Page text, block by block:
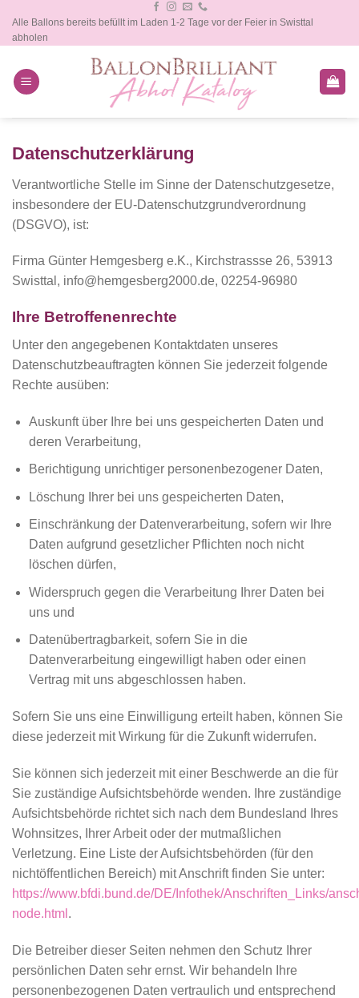
Inhalt
springen
Alle Ballons bereits befüllt im Laden 1-2 Tage vor der Feier in Swisttal
abholen
Datenschutzerklärung
Verantwortliche Stelle im Sinne der Datenschutzgesetze,
insbesondere der EU-Datenschutzgrundverordnung
(DSGVO), ist:
Firma Günter Hemgesberg e.K., Kirchstrassse 26, 53913
Swisttal, info@hemgesberg2000.de, 02254-96980
Ihre Betroffenenrechte
Unter den angegebenen Kontaktdaten unseres
Datenschutzbeauftragten können Sie jederzeit folgende
Rechte ausüben:
Auskunft über Ihre bei uns gespeicherten Daten und
deren Verarbeitung,
Berichtigung unrichtiger personenbezogener Daten,
Löschung Ihrer bei uns gespeicherten Daten,
Einschränkung der Datenverarbeitung, sofern wir Ihre
Daten aufgrund gesetzlicher Pflichten noch nicht
löschen dürfen,
Widerspruch gegen die Verarbeitung Ihrer Daten bei
uns und
Datenübertragbarkeit, sofern Sie in die
Datenverarbeitung eingewilligt haben oder einen
Vertrag mit uns abgeschlossen haben.
Sofern Sie uns eine Einwilligung erteilt haben, können Sie
diese jederzeit mit Wirkung für die Zukunft widerrufen.
Sie können sich jederzeit mit einer Beschwerde an die für
Sie zuständige Aufsichtsbehörde wenden. Ihre zuständige
Aufsichtsbehörde richtet sich nach dem Bundesland Ihres
Wohnsitzes, Ihrer Arbeit oder der mutmaßlichen
Verletzung. Eine Liste der Aufsichtsbehörden (für den
nichtöffentlichen Bereich) mit Anschrift finden Sie unter:
https://www.bfdi.bund.de/DE/Infothek/Anschriften_Links/
node.html .
Die Betreiber dieser Seiten nehmen den Schutz Ihrer
persönlichen Daten sehr ernst. Wir behandeln Ihre
personenbezogenen Daten vertraulich und entsprechend